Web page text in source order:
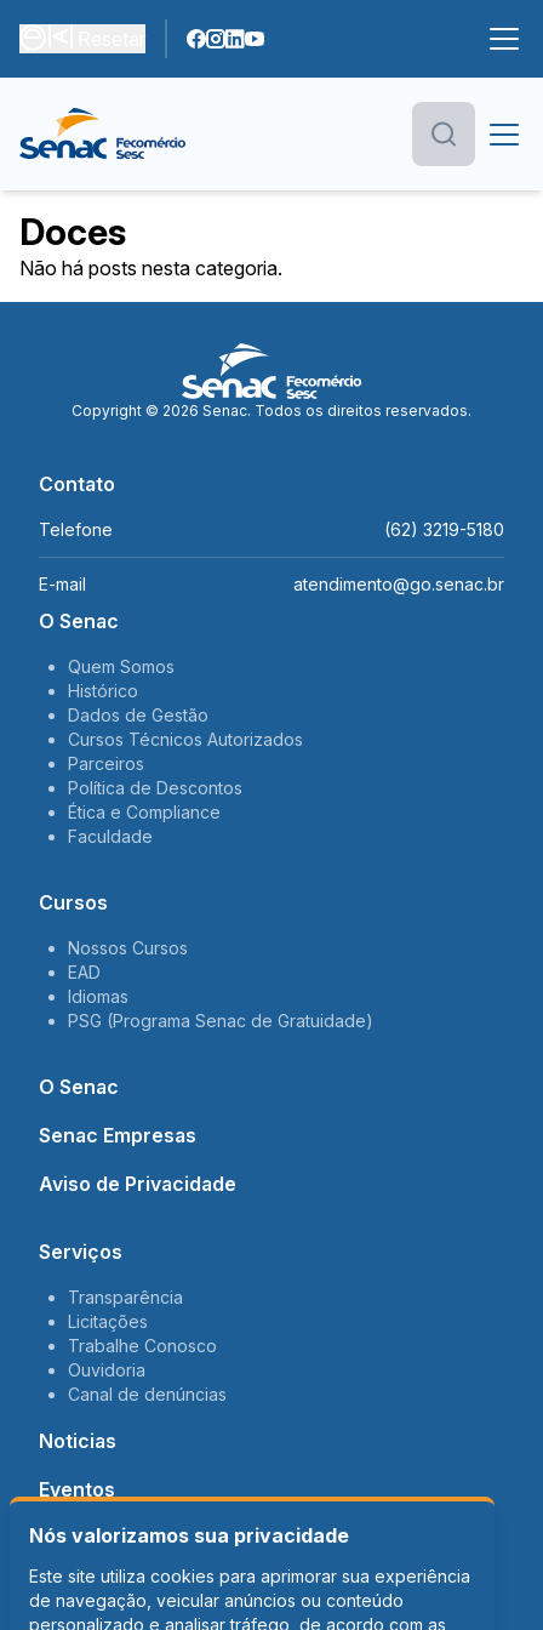
Doces
Não há posts nesta categoria.
Contato
Telefone (62) 3219-5180
E-mail atendimento@go.senac.br
Copyright © 2026 Senac. Todos os direitos reservados.
O Senac
Quem Somos
Histórico
Dados de Gestão
Cursos Técnicos Autorizados
Parceiros
Política de Descontos
Ética e Compliance
Faculdade
Cursos
Nossos Cursos
EAD
Idiomas
PSG (Programa Senac de Gratuidade)
O Senac
Senac Empresas
Aviso de Privacidade
Serviços
Transparência
Licitações
Trabalhe Conosco
Ouvidoria
Canal de denúncias
Noticias
Eventos
Contato
Nós valorizamos sua privacidade
Este site utiliza cookies para aprimorar sua experiência
de navegação, veicular anúncios ou conteúdo
personalizado e analisar tráfego, de acordo com as